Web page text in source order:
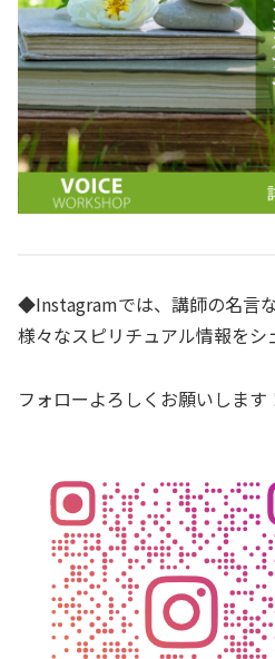
◆Instagramでは、講師の名言
様々なスピリチュアル情報をシ
フォローよろしくお願いします